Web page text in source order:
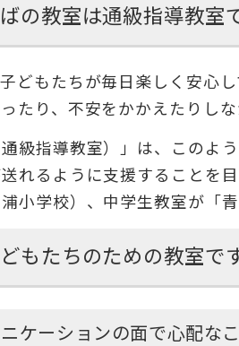
の教室は通級指導教室
どもたちが毎日楽しく安心
たり、不安をかかえたりし
通級指導教室）」は、このよ
れるように支援することを
小学校）、中学生教室が「
もたちのための教室で
ケーションの面で心配な